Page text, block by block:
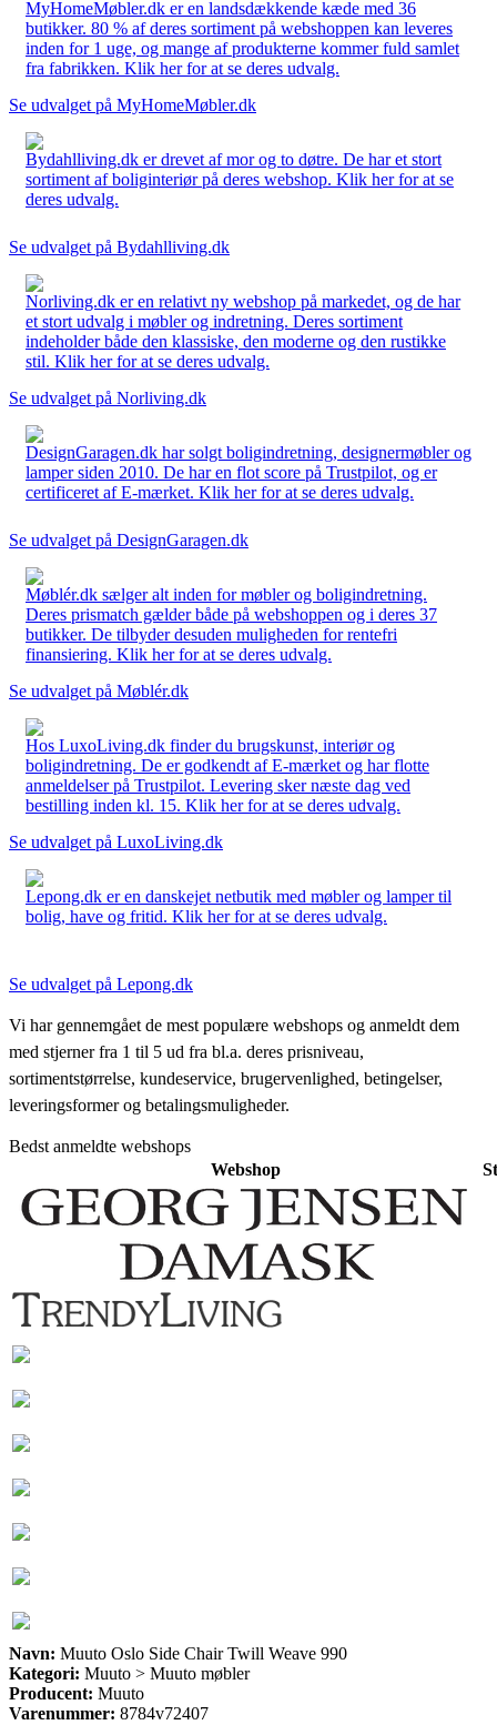
MyHomeMøbler.dk er en landsdækkende kæde med 36
butikker. 80 % af deres sortiment på webshoppen kan leveres
inden for 1 uge, og mange af produkterne kommer fuld samlet
fra fabrikken. Klik her for at se deres udvalg.
Se udvalget på MyHomeMøbler.dk
Bydahlliving.dk er drevet af mor og to døtre. De har et stort
sortiment af boliginteriør på deres webshop. Klik her for at se
deres udvalg.
Se udvalget på Bydahlliving.dk
Norliving.dk er en relativt ny webshop på markedet, og de har
et stort udvalg i møbler og indretning. Deres sortiment
indeholder både den klassiske, den moderne og den rustikke
stil. Klik her for at se deres udvalg.
Se udvalget på Norliving.dk
DesignGaragen.dk har solgt boligindretning, designermøbler og
lamper siden 2010. De har en flot score på Trustpilot, og er
certificeret af E-mærket. Klik her for at se deres udvalg.
Se udvalget på DesignGaragen.dk
Møblér.dk sælger alt inden for møbler og boligindretning.
Deres prismatch gælder både på webshoppen og i deres 37
butikker. De tilbyder desuden muligheden for rentefri
finansiering. Klik her for at se deres udvalg.
Se udvalget på Møblér.dk
Hos LuxoLiving.dk finder du brugskunst, interiør og
boligindretning. De er godkendt af E-mærket og har flotte
anmeldelser på Trustpilot. Levering sker næste dag ved
bestilling inden kl. 15. Klik her for at se deres udvalg.
Se udvalget på LuxoLiving.dk
Lepong.dk er en danskejet netbutik med møbler og lamper til
bolig, have og fritid. Klik her for at se deres udvalg.
Se udvalget på Lepong.dk
Vi har gennemgået de mest populære webshops og anmeldt dem
med stjerner fra 1 til 5 ud fra bl.a. deres prisniveau,
sortimentstørrelse, kundeservice, brugervenlighed, betingelser,
leveringsformer og betalingsmuligheder.
Bedst anmeldte webshops
Webshop
Navn: Muuto Oslo Side Chair Twill Weave 990
Kategori: Muuto > Muuto møbler
Producent: Muuto
Varenummer: 8784v72407